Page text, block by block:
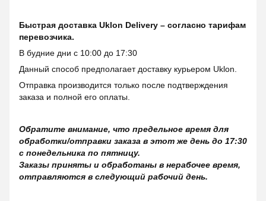
Быстрая доставка Uklon Delivery – согласно тарифам
перевозчика.
В будние дни с 10:00 до 17:30
Данный способ предполагает доставку курьером Uklon.
Отправка производится только после подтверждения
заказа и полной его оплаты.
Обратите внимание, что предельное время для
обработки/отправки заказа в этот же день до 17:30
с понедельника по пятницу.
Заказы приняты и обработаны в нерабочее время,
отправляются в следующий рабочий день.